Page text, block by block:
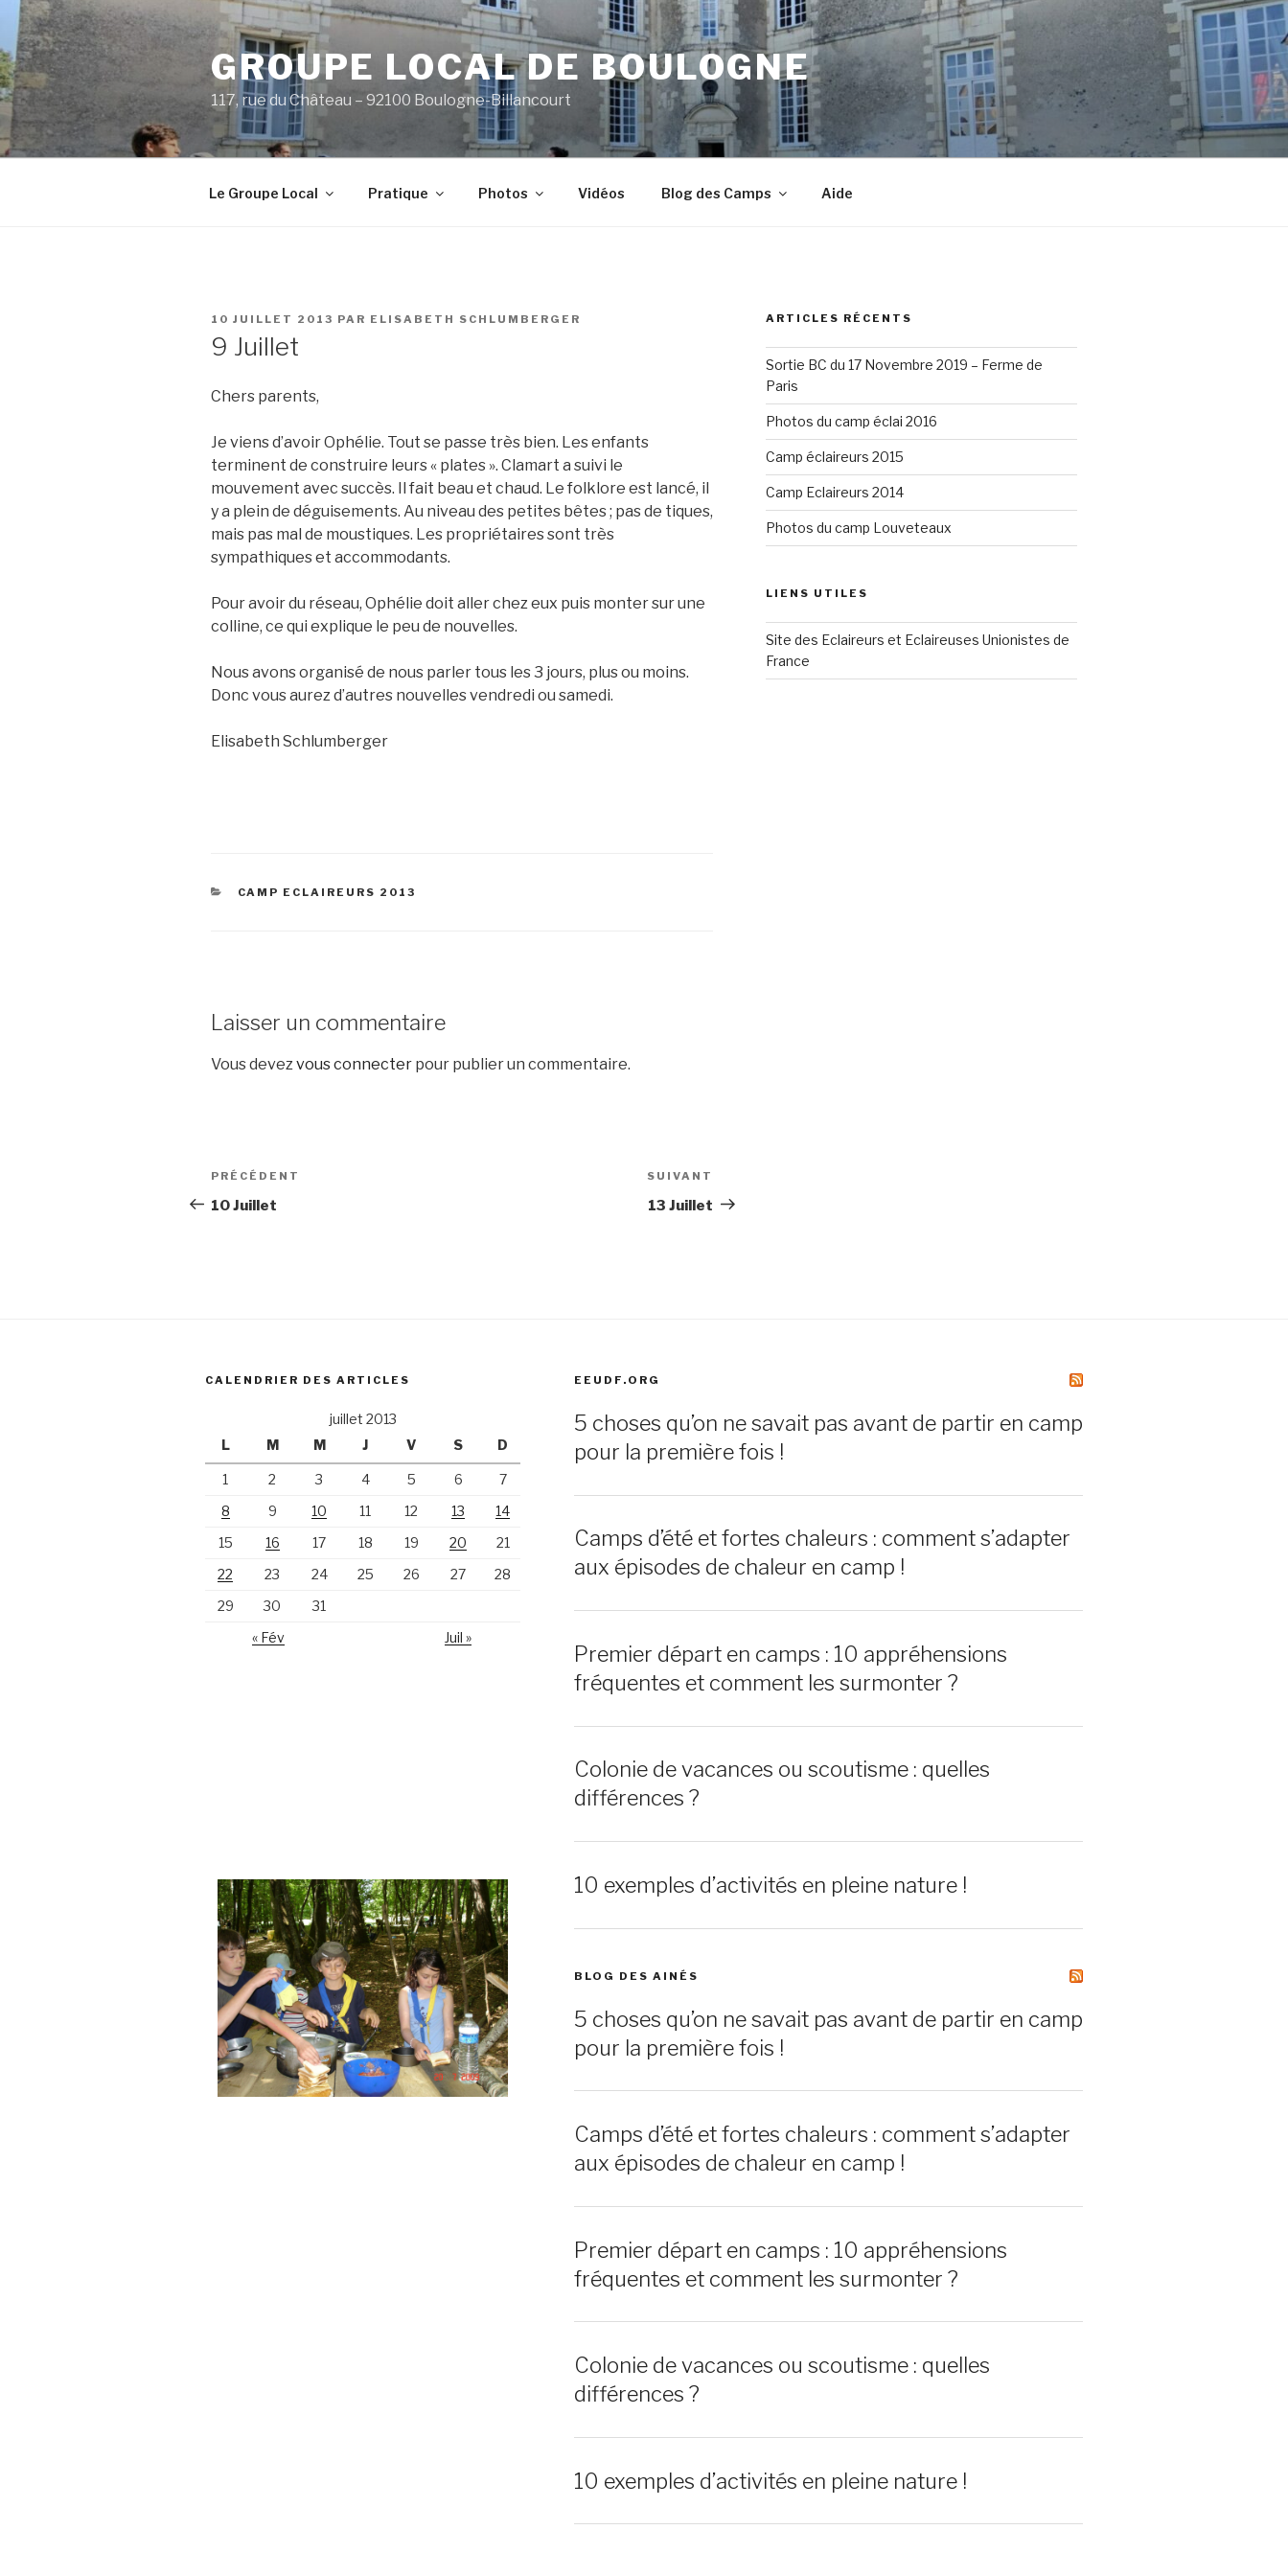
Aller
contenu
principal
GROUPE LOCAL DE BOULOGNE
117, rue du Château – 92100 Boulogne-Billancourt
Le Groupe Local Pratique Photos Vidéos Blog des Camps Aide
PUBLIÉ
10 JUILLET 2013 PAR ELISABETH SCHLUMBERGER
9 Juillet
Chers parents,
Je viens d’avoir Ophélie. Tout se passe très bien. Les enfants
terminent de construire leurs « plates ». Clamart a suivi le
mouvement avec succès. Il fait beau et chaud. Le folklore est lancé, il
y a plein de déguisements. Au niveau des petites bêtes ; pas de tiques,
mais pas mal de moustiques. Les propriétaires sont très
sympathiques et accommodants.
Pour avoir du réseau, Ophélie doit aller chez eux puis monter sur une
colline, ce qui explique le peu de nouvelles.
Nous avons organisé de nous parler tous les 3 jours, plus ou moins.
Donc vous aurez d’autres nouvelles vendredi ou samedi.
Elisabeth Schlumberger
CATÉGORIES
CAMP ECLAIREURS 2013
Laisser un commentaire
Vous devez vous connecter pour publier un commentaire.
Navigation
de
Article
précédent
PRÉCÉDENT
10 Juillet
suivant
SUIVANT
13 Juillet
ARTICLES RÉCENTS
Sortie BC du 17 Novembre 2019 – Ferme de
Paris
Photos du camp éclai 2016
Camp éclaireurs 2015
Camp Eclaireurs 2014
Photos du camp Louveteaux
LIENS UTILES
Site des Eclaireurs et Eclaireuses Unionistes de
France
CALENDRIER DES ARTICLES
juillet 2013
L
M M J V S D
1 2 3 4 5 6
7
8
9 10 11 12 13
14
15
16 17 18 19 20
21
22
23 24 25 26 27
28
29
30
31
« Fév
Juil »
EEUDF.ORG
5 choses qu’on ne savait pas avant de partir en camp
pour la première fois !
Camps d’été et fortes chaleurs : comment s’adapter
aux épisodes de chaleur en camp !
Premier départ en camps : 10 appréhensions
fréquentes et comment les surmonter ?
Colonie de vacances ou scoutisme : quelles
différences ?
10 exemples d’activités en pleine nature !
BLOG DES AINÉS
5 choses qu’on ne savait pas avant de partir en camp
pour la première fois !
Camps d’été et fortes chaleurs : comment s’adapter
aux épisodes de chaleur en camp !
Premier départ en camps : 10 appréhensions
fréquentes et comment les surmonter ?
Colonie de vacances ou scoutisme : quelles
différences ?
10 exemples d’activités en pleine nature !